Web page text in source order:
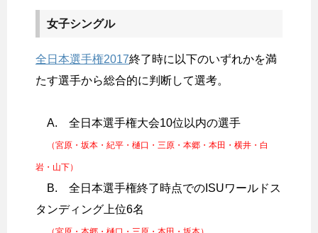
女子シングル
全日本選手権2017終了時に以下のいずれかを満
たす選手から総合的に判断して選考。
A. 全日本選手権大会10位以内の選手
（宮原・坂本・紀平・樋口・三原・本郷・本田・横井・白
岩・山下）
B. 全日本選手権終了時点でのISUワールドス
タンディング上位6名